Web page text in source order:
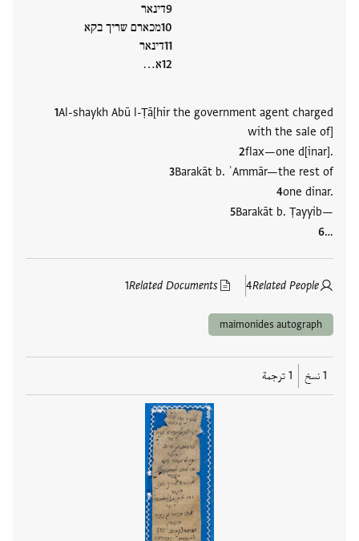
דינאר
מכארם שריך בקא
דינאר
א…
Al-shaykh Abū l-Ṭā[hir the government agent charged
with the sale of]
flax—one d[inar].
Barakāt b. ʿAmmār—the rest of
one dinar.
Barakāt b. Ṭayyib—
…
Related People
4
Related Documents
1
maimonides autograph
1 نسخ 1 ترجمة